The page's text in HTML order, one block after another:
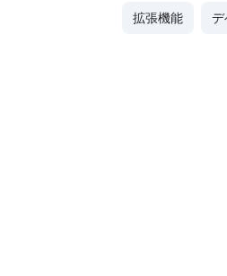
拡張機能 デ